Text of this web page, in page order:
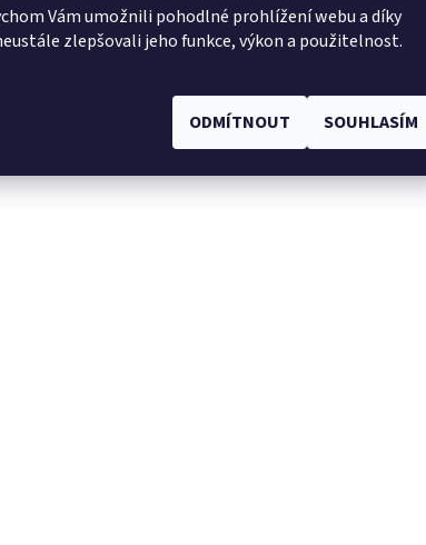
Vám umožnili pohodlné prohlížení webu a díky
zlepšovali jeho funkce, výkon a použitelnost.
ODMÍTNOUT SOUHLASÍM